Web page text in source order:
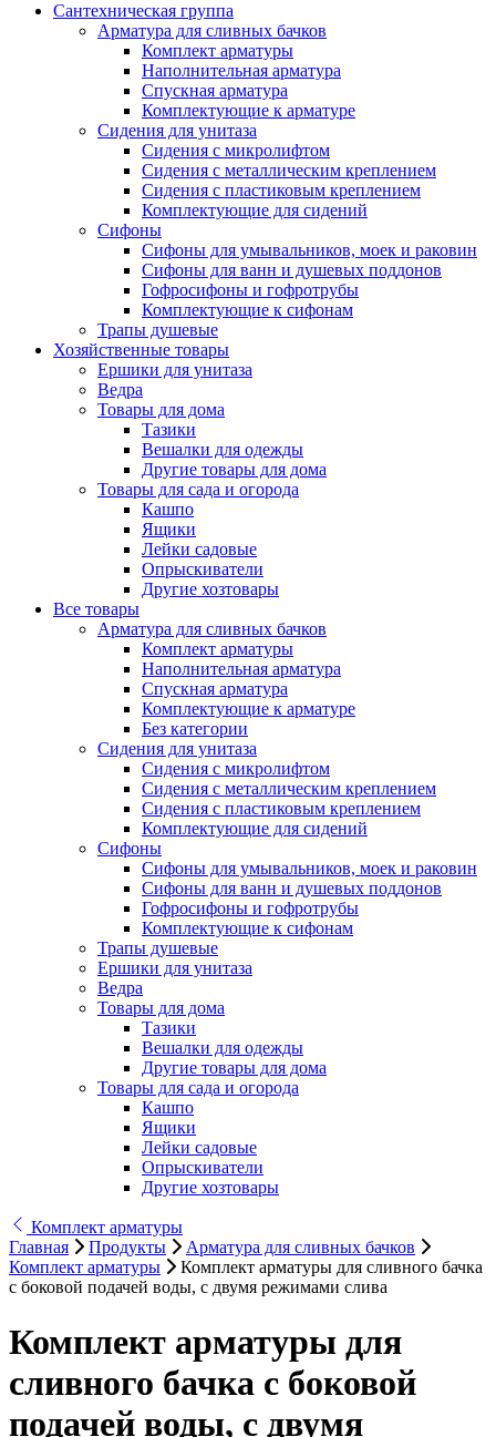
Сантехническая группа
Арматура для сливных бачков
Комплект арматуры
Наполнительная арматура
Спускная арматура
Комплектующие к арматуре
Сидения для унитаза
Сидения с микролифтом
Сидения с металлическим креплением
Сидения с пластиковым креплением
Комплектующие для сидений
Сифоны
Сифоны для умывальников, моек и раковин
Сифоны для ванн и душевых поддонов
Гофросифоны и гофротрубы
Комплектующие к сифонам
Трапы душевые
Хозяйственные товары
Ершики для унитаза
Ведра
Товары для дома
Тазики
Вешалки для одежды
Другие товары для дома
Товары для сада и огорода
Кашпо
Ящики
Лейки садовые
Опрыскиватели
Другие хозтовары
Все товары
Арматура для сливных бачков
Комплект арматуры
Наполнительная арматура
Спускная арматура
Комплектующие к арматуре
Без категории
Сидения для унитаза
Сидения с микролифтом
Сидения с металлическим креплением
Сидения с пластиковым креплением
Комплектующие для сидений
Сифоны
Сифоны для умывальников, моек и раковин
Сифоны для ванн и душевых поддонов
Гофросифоны и гофротрубы
Комплектующие к сифонам
Трапы душевые
Ершики для унитаза
Ведра
Товары для дома
Тазики
Вешалки для одежды
Другие товары для дома
Товары для сада и огорода
Кашпо
Ящики
Лейки садовые
Опрыскиватели
Другие хозтовары
Комплект арматуры
Главная
Продукты
Арматура для сливных бачков
Комплект арматуры
Комплект арматуры для сливного бачка
с боковой подачей воды, с двумя режимами слива
Комплект арматуры для
сливного бачка с боковой
подачей воды, с двумя